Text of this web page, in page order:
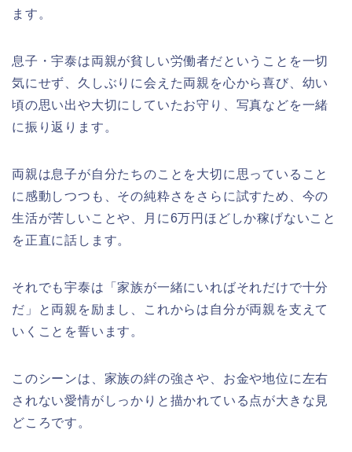
ます。
息子・宇泰は両親が貧しい労働者だということを一切
気にせず、久しぶりに会えた両親を心から喜び、幼い
頃の思い出や大切にしていたお守り、写真などを一緒
に振り返ります。
両親は息子が自分たちのことを大切に思っていること
に感動しつつも、その純粋さをさらに試すため、今の
生活が苦しいことや、月に6万円ほどしか稼げないこと
を正直に話します。
それでも宇泰は「家族が一緒にいればそれだけで十分
だ」と両親を励まし、これからは自分が両親を支えて
いくことを誓います。
このシーンは、家族の絆の強さや、お金や地位に左右
されない愛情がしっかりと描かれている点が大きな見
どころです。